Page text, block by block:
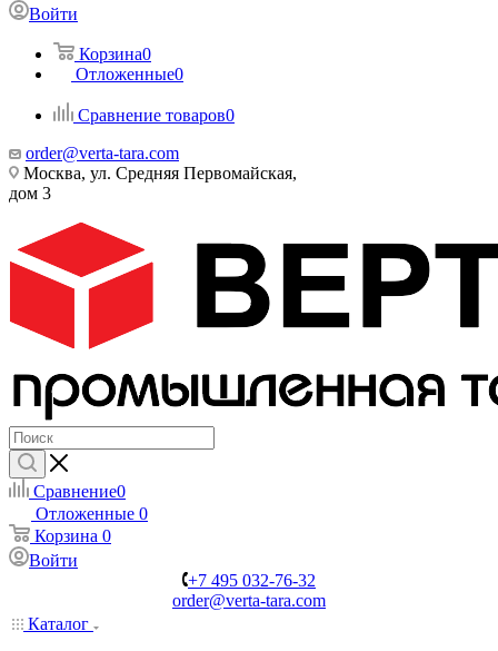
Войти
Корзина0
Отложенные0
Сравнение товаров0
order@verta-tara.com
Москва, ул. Средняя Первомайская,
дом 3
Сравнение0
Отложенные 0
Корзина 0
Войти
+7 495 032-76-32
order@verta-tara.com
Каталог